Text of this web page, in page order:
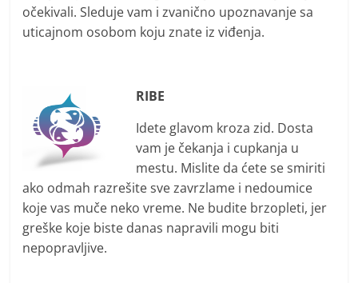
očekivali. Sleduje vam i zvanično upoznavanje sa
uticajnom osobom koju znate iz viđenja.
RIBE
Idete glavom kroza zid. Dosta
vam je čekanja i cupkanja u
mestu. Mislite da ćete se smiriti
ako odmah razrešite sve zavrzlame i nedoumice
koje vas muče neko vreme. Ne budite brzopleti, jer
greške koje biste danas napravili mogu biti
nepopravljive.